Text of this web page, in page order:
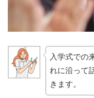
入学式での
れに沿って
きます。